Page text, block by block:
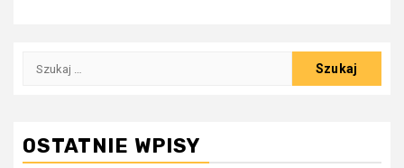
Szukaj:
OSTATNIE WPISY